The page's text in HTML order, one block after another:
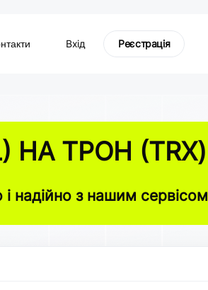
Вхід Реєстрація
ТРОН (TRX)
надійно з нашим сервісом